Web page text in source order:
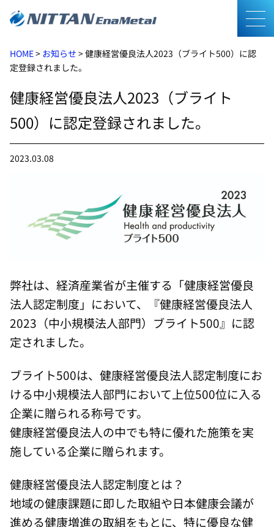
メ
HOME> お知らせ >健康経営優良法人2023（ブライト500）に認
定登録されました。
健康経営優良法人2023（ブライト
500）に認定登録されました。
2023.03.08
弊社は、経済産業省が主催する「健康経営優良
法人認定制度」において、『健康経営優良法人
2023（中小規模法人部門）ブライト500』に認
定されました。
ブライト500は、健康経営優良法人認定制度にお
ける中小規模法人部門において上位500位に入る
企業に贈られる称号です。
健康経営優良法人の中でも特に優れた施策を実
施している企業に贈られます。
健康経営優良法人認定制度とは？
地域の健康課題に即した取組や日本健康会議が
進める健康増進の取組をもとに、特に優良な健